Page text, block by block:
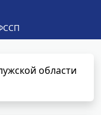
области